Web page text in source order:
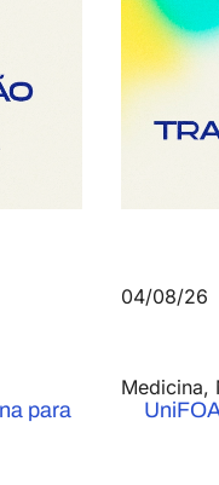
para
04/08/26
Medicina,